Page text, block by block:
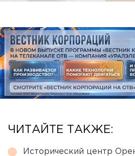
ЧИТАЙТЕ ТАКЖЕ:
Исторический центр